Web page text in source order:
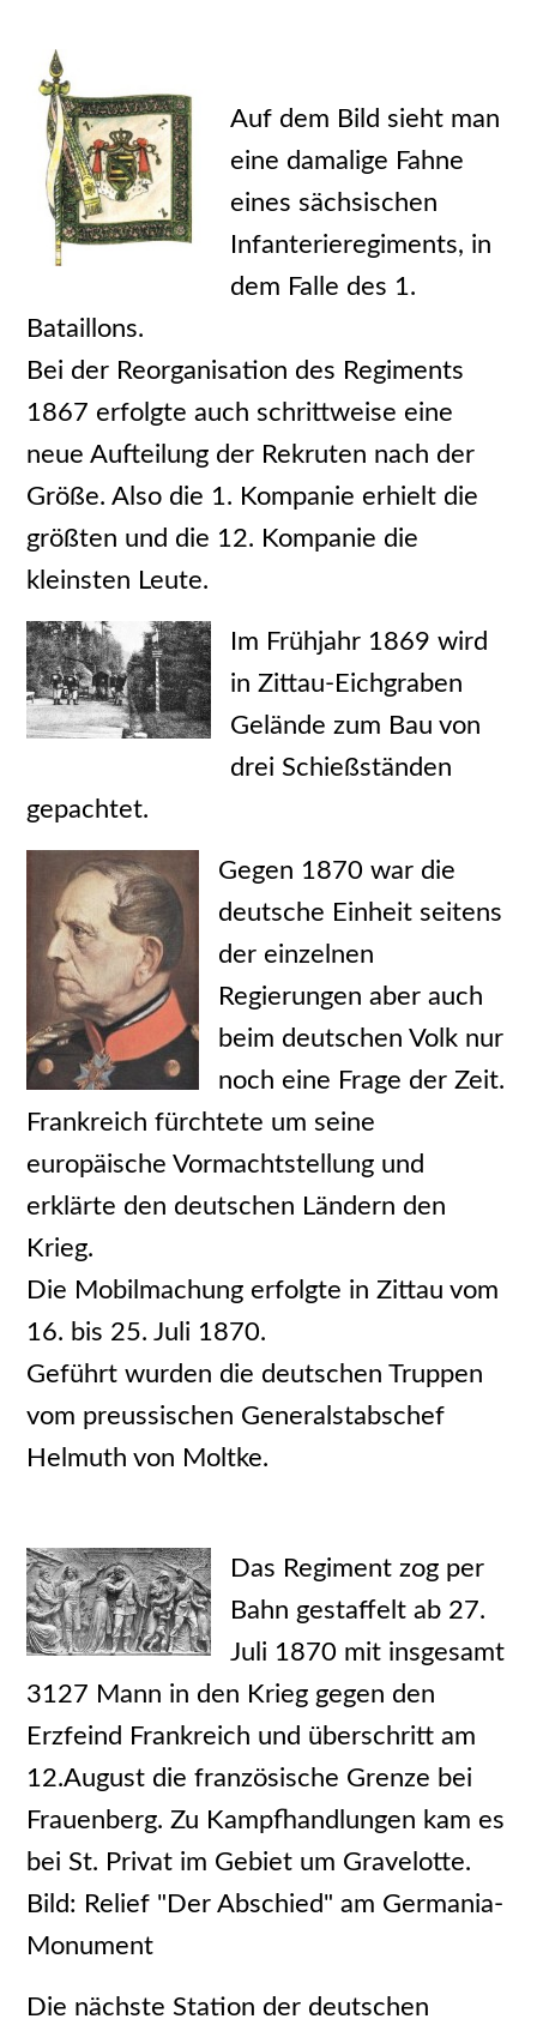
Auf dem Bild sieht man
eine damalige Fahne
eines sächsischen
Infanterieregiments, in
dem Falle des 1.
Bataillons.
Bei der Reorganisation des Regiments
1867 erfolgte auch schrittweise eine
neue Aufteilung der Rekruten nach der
Größe. Also die 1. Kompanie erhielt die
größten und die 12. Kompanie die
kleinsten Leute.
Im Frühjahr 1869 wird
in Zittau-Eichgraben
Gelände zum Bau von
drei Schießständen
gepachtet.
Gegen 1870 war die
deutsche Einheit seitens
der einzelnen
Regierungen aber auch
beim deutschen Volk nur
noch eine Frage der Zeit.
Frankreich fürchtete um seine
europäische Vormachtstellung und
erklärte den deutschen Ländern den
Krieg.
Die Mobilmachung erfolgte in Zittau vom
16. bis 25. Juli 1870.
Geführt wurden die deutschen Truppen
vom preussischen Generalstabschef
Helmuth von Moltke.
Das Regiment zog per
Bahn gestaffelt ab 27.
Juli 1870 mit insgesamt
3127 Mann in den Krieg gegen den
Erzfeind Frankreich und überschritt am
12.August die französische Grenze bei
Frauenberg. Zu Kampfhandlungen kam es
bei St. Privat im Gebiet um Gravelotte.
Bild: Relief "Der Abschied" am Germania-
Monument
Die nächste Station der deutschen